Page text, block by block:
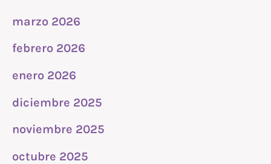
marzo 2026
febrero 2026
enero 2026
diciembre 2025
noviembre 2025
octubre 2025